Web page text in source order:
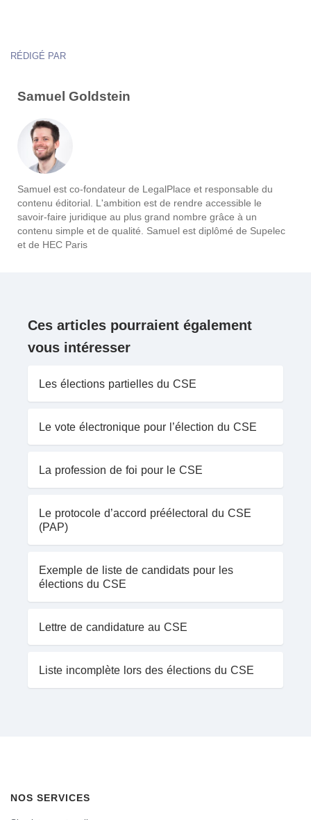
RÉDIGÉ PAR
Samuel Goldstein
Samuel est co-fondateur de LegalPlace et responsable du
contenu éditorial. L'ambition est de rendre accessible le
savoir-faire juridique au plus grand nombre grâce à un
contenu simple et de qualité. Samuel est diplômé de Supelec
et de HEC Paris
Ces articles pourraient également
vous intéresser
Les élections partielles du CSE
Le vote électronique pour l’élection du CSE
La profession de foi pour le CSE
Le protocole d’accord préélectoral du CSE
(PAP)
Exemple de liste de candidats pour les
élections du CSE
Lettre de candidature au CSE
Liste incomplète lors des élections du CSE
NOS SERVICES